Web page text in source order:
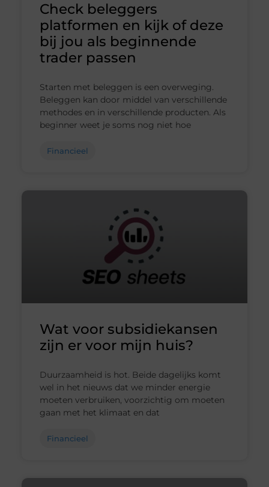
Check beleggers
platformen en kijk of deze
bij jou als beginnende
trader passen
Starten met beleggen is een overweging.
Beleggen kan door middel van verschillende
methodes en in verschillende producten. Als
beginner weet je soms nog niet hoe
Financieel
Wat voor subsidiekansen
zijn er voor mijn huis?
Duurzaamheid is hot. Beide dagelijks komt
wel in het nieuws dat we minder energie
moeten verbruiken, voorzichtig om moeten
gaan met het klimaat en dat
Financieel